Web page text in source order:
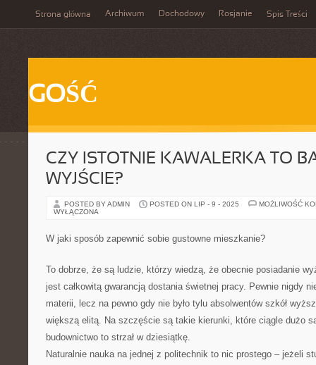
Strona główna Archiwum Dochodowy Rosjanie Spis Treści
GOŚĆ
CZY ISTOTNIE KAWALERKA TO
WYJŚCIE?
POSTED BY ADMIN POSTED ON LIP - 9 - 2025
MOŻLIWOŚĆ
WYŁĄCZONA
W jaki sposób zapewnić sobie gustowne mieszkanie?
To dobrze, że są ludzie, którzy wiedzą, że obecnie posiadanie
jest całkowitą gwarancją dostania świetnej pracy. Pewnie nigdy
materii, lecz na pewno gdy nie było tylu absolwentów szkół
większą elitą. Na szczęście są takie kierunki, które ciągle dużo
budownictwo to strzał w dziesiątkę.
Naturalnie nauka na jednej z politechnik to nic prostego – jeżeli